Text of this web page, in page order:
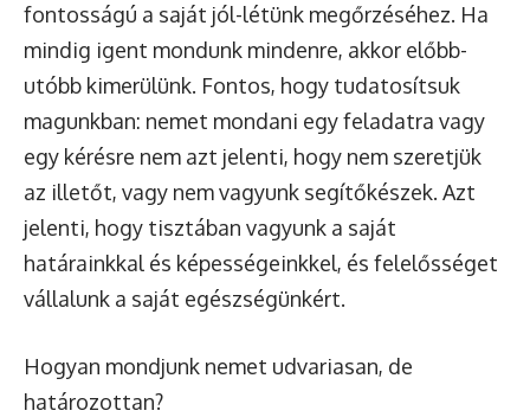
fontosságú a saját jól-létünk megőrzéséhez. Ha
mindig igent mondunk mindenre, akkor előbb-
utóbb kimerülünk. Fontos, hogy tudatosítsuk
magunkban: nemet mondani egy feladatra vagy
egy kérésre nem azt jelenti, hogy nem szeretjük
az illetőt, vagy nem vagyunk segítőkészek. Azt
jelenti, hogy tisztában vagyunk a saját
határainkkal és képességeinkkel, és felelősséget
vállalunk a saját egészségünkért.
Hogyan mondjunk nemet udvariasan, de
határozottan?